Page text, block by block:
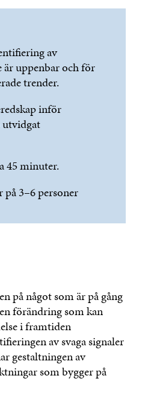
av
uppenbar och för
trender.
inför
utvidgat
45 minuter.
på 3–6 personer
på något som är på gång
förändring som kan
i framtiden
av svaga signaler
gestaltningen av
som bygger på